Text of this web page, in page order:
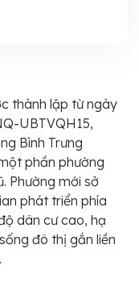
thành lập từ ngày
UBTVQH15,
Bình Trưng
phần phường
Phường mới sở
phát triển phía
dân cư cao, hạ
đô thị gắn liền